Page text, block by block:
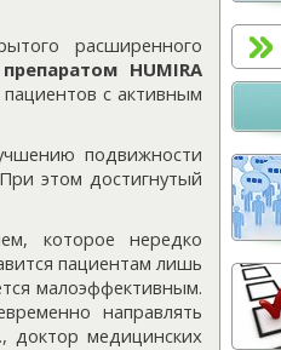
расширенного
HUMIRA
с активным
подвижности
этом достигнутый
которое нередко
пациентам лишь
малоэффективным.
направлять
доктор медицинских